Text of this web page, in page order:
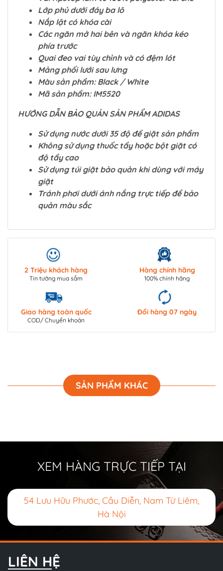
Lớp phủ dưới đáy ba lô
Nắp lật có khóa cài
Các ngăn mở hai bên và ngăn khóa kéo
phía trước
Quai đeo vai tùy chỉnh và có đệm lót
Mảng phối lưới sau lưng
Màu sản phẩm: Black / White
Mã sản phẩm: IM5520
HƯỚNG DẪN BẢO QUẢN SẢN PHẨM ADIDAS
Sử dụng nước dưới 35 độ để giặt sản phẩm
Không sử dụng thuốc tẩy hoặc bột giặt có
độ tẩy cao
Sử dụng túi giặt bảo quản khi dùng với máy
giặt
Tránh phơi dưới ánh nắng trực tiếp để bảo
quản màu sắc
2 Triệu khách hàng
Tin tưởng mua sắm
Hàng chính hãng
100% chính hãng
Giao hàng toàn quốc
COD/ Chuyển khoản
Đổi hàng 07 ngày
SẢN PHẨM KHÁC
XEM HÀNG TRỰC TIẾP TẠI
54 Lưu Hữu Phước, Cầu Diễn, Nam Từ Liêm,
Hà Nội
LIÊN HỆ